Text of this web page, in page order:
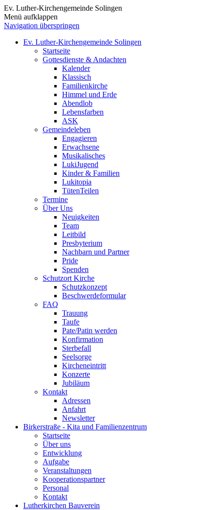
Ev. Luther-Kirchengemeinde Solingen
Menü aufklappen
Navigation überspringen
Ev. Luther-Kirchengemeinde Solingen
Startseite
Gottesdienste & Andachten
Kalender
Klassisch
Familienkirche
Himmel und Erde
Abendlob
Lebensfarben
ASK
Gemeindeleben
Engagieren
Erwachsene
Musikalisches
LukiJugend
Kinder & Familien
Lukitopia
TütenTeilen
Termine
Über Uns
Neuigkeiten
Team
Leitbild
Presbyterium
Nachbarn und Partner
Pride
Spenden
Schutzort Kirche
Schutzkonzept
Beschwerdeformular
FAQ
Trauung
Taufe
Pate/Patin werden
Konfirmation
Sterbefall
Seelsorge
Kircheneintritt
Konzerte
Jubiläum
Kontakt
Adressen
Anfahrt
Newsletter
Birkerstraße - Kita und Familienzentrum
Startseite
Über uns
Entwicklung
Aufgabe
Veranstaltungen
Kooperationspartner
Personal
Kontakt
Lutherkirchen Bauverein